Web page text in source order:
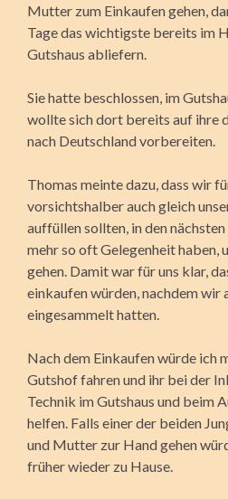
Mutter zum Einkaufen gehen,
Tage das wichtigste bereits im
Gutshaus abliefern.
Sie hatte beschlossen, im
wollte sich dort bereits auf ihre
nach Deutschland vorbereiten.
Thomas meinte dazu, dass wir
vor­sichts­halber auch gleich
auffüllen sollten, in den
mehr so oft Gelegenheit haben,
gehen. Damit war für uns klar,
einkaufen würden, nachdem wir
eingesammelt hatten.
Nach dem Einkaufen würde ich
Gutshof fahren und ihr bei der
Technik im Gutshaus und beim
helfen. Falls einer der beiden
und Mutter zur Hand gehen
früher wieder zu Hause.